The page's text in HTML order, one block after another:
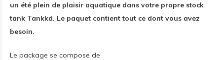
un été plein de plaisir aquatique dans votre propre stock
tank Tankkd. Le paquet contient tout ce dont vous avez
besoin.
Le package se compose de